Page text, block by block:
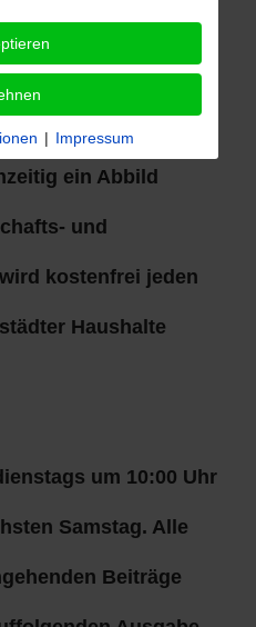
finanziert sich
ein Abbild
und
kostenfrei jeden
Haushalte
um 10:00 Uhr
Samstag. Alle
Beiträge
| Impressum